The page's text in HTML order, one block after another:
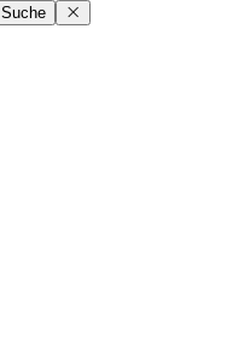
Suche